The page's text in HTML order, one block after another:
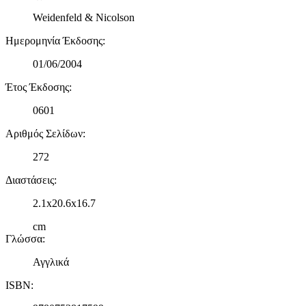
διαφημίσεις και περιεχόμενο, την καλύτερη εικόνα του κοινού
πληροφορίες σχετικά με την από μέρους σας χρήση της
δικτύωσης, διαφημίσεων και ανάλυσης.
Weidenfeld & Nicolson
Ημερομηνία Έκδοσης:
01/06/2004
Έτος Έκδοσης:
0601
Αριθμός Σελίδων:
272
Διαστάσεις:
2.1x20.6x16.7
cm
Γλώσσα:
Αγγλικά
ISBN: